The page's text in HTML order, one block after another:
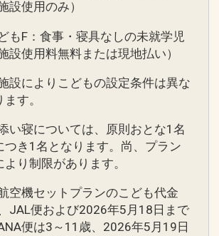
施設使用のみ）
もF：食事・寝具なしの未就学児
施設使用料無料または現地払い）
設によりこどもの設定条件は異な
ます。
い寝については、原則おとな1名
つき1名となります。尚、プラン
より制限があります。
空機セットプランのこども代金
JAL便および2026年5月18日まで
便は3～11歳、2026年5月19日